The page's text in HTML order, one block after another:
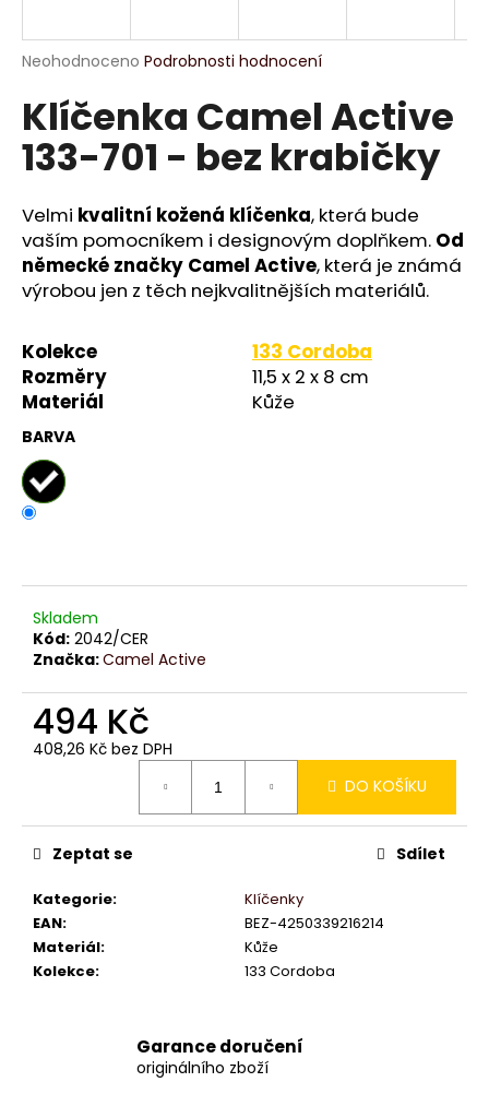
Průměrné
produktu
je
0,0
hvězdiček.
Neohodnoceno Podrobnosti hodnocení
Klíčenka Camel Active
133-701 - bez krabičky
Velmi kvalitní kožená klíčenka, která bude
vaším pomocníkem i designovým doplňkem. Od
německé značky Camel Active, která je známá
výrobou jen z těch nejkvalitnějších materiálů.
Kolekce
133 Cordoba
Rozměry
11,5 x 2 x 8 cm
Materiál
Kůže
BARVA
Skladem
Kód: 2042/CER
Značka:Camel Active
494 Kč
408,26 Kč bez DPH
DO KOŠÍKU
Kategorie:
Klíčenky
EAN:
BEZ-4250339216214
Materiál:
Kůže
Kolekce: 133 Cordoba
Zeptat se Sdílet
Garance doručení
originálního zboží
j
t
?
HLEDAT
D
o
p
r
u
č
u
m
e